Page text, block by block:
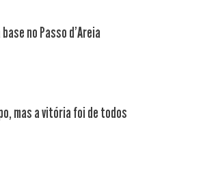
no Passo d'Areia
mas a vitória foi de todos